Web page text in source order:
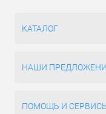
КАТАЛОГ
НАШИ
ПОМОЩЬ И